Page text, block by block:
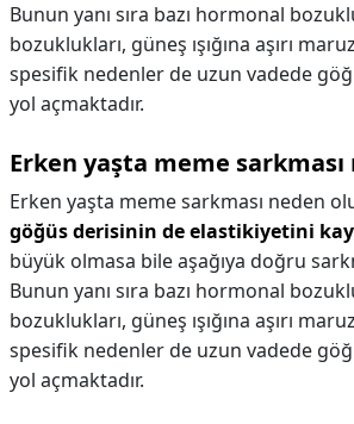
Bunun yanı sıra bazı hormonal
bozuklukları, güneş ışığına aşırı
spesifik nedenler de uzun vadede
yol açmaktadır.
Erken yaşta meme
Erken yaşta meme sarkması neden
göğüs derisinin de elastikiyetini
büyük olmasa bile aşağıya doğru
Bunun yanı sıra bazı hormonal
bozuklukları, güneş ışığına aşırı
spesifik nedenler de uzun vadede
yol açmaktadır.